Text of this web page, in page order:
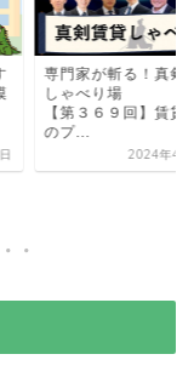
専門家が斬る！真剣
しゃべり場
【第３６９回】賃貸
のプ...
2024年4